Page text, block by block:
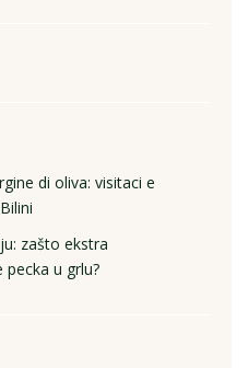
di oliva: visitaci e
zašto ekstra
u grlu?